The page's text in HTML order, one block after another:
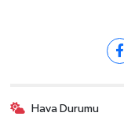
Hava Durumu